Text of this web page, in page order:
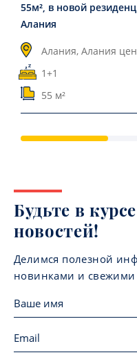
55м², в новой
Алания
Алания, Алания
1+1
55 м²
Будьте в
новостей!
Делимся полезной
новинками и свежими